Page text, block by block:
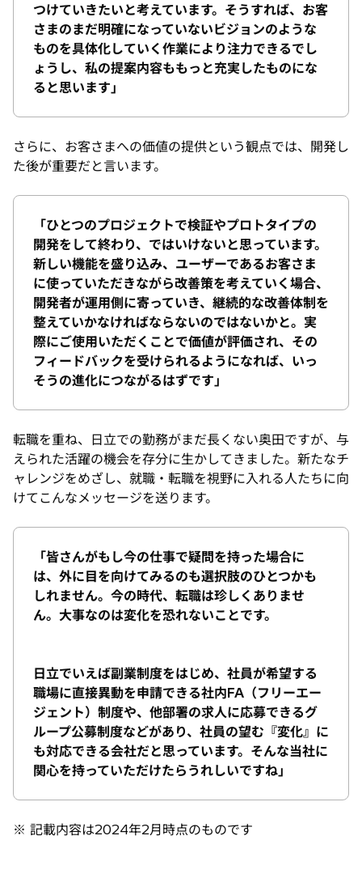
つけていきたいと考えています。そうすれば、お客
さまのまだ明確になっていないビジョンのような
ものを具体化していく作業により注力できるでし
ょうし、私の提案内容ももっと充実したものにな
ると思います」
さらに、お客さまへの価値の提供という観点では、開発し
た後が重要だと言います。
「ひとつのプロジェクトで検証やプロトタイプの
開発をして終わり、ではいけないと思っています。
新しい機能を盛り込み、ユーザーであるお客さま
に使っていただきながら改善策を考えていく場合、
開発者が運用側に寄っていき、継続的な改善体制を
整えていかなければならないのではないかと。実
際にご使用いただくことで価値が評価され、その
フィードバックを受けられるようになれば、いっ
そうの進化につながるはずです」
転職を重ね、日立での勤務がまだ長くない奥田ですが、与
えられた活躍の機会を存分に生かしてきました。新たなチ
ャレンジをめざし、就職・転職を視野に入れる人たちに向
けてこんなメッセージを送ります。
「皆さんがもし今の仕事で疑問を持った場合に
は、外に目を向けてみるのも選択肢のひとつかも
しれません。今の時代、転職は珍しくありませ
ん。大事なのは変化を恐れないことです。
日立でいえば副業制度をはじめ、社員が希望する
職場に直接異動を申請できる社内FA（フリーエー
ジェント）制度や、他部署の求人に応募できるグ
ループ公募制度などがあり、社員の望む『変化』に
も対応できる会社だと思っています。そんな当社に
関心を持っていただけたらうれしいですね」
※ 記載内容は2024年2月時点のものです